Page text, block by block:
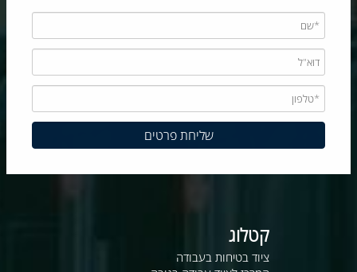
ציוד בטיחות בעבודה